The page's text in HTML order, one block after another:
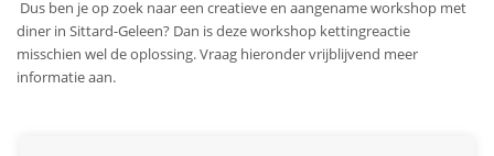
Dus ben je op zoek naar een creatieve en aangename workshop met
diner in Sittard-Geleen? Dan is deze workshop kettingreactie
misschien wel de oplossing. Vraag hieronder vrijblijvend meer
informatie aan.